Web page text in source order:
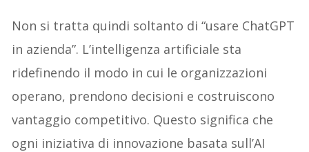
Non si tratta quindi soltanto di “usare ChatGPT
in azienda”. L’intelligenza artificiale sta
ridefinendo il modo in cui le organizzazioni
operano, prendono decisioni e costruiscono
vantaggio competitivo. Questo significa che
ogni iniziativa di innovazione basata sull’AI